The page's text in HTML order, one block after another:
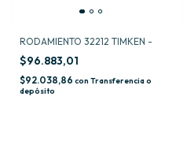
RODAMIENTO 32212 TIMKEN -
$96.883,01
$92.038,86 con Transferencia o
depósito